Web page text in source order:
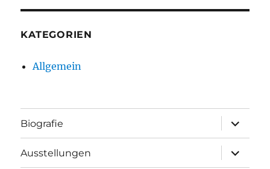
KATEGORIEN
Allgemein
Biografie
öffnen
Ausstellungen
öffnen